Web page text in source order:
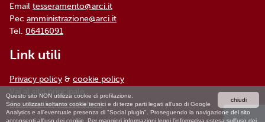
chiudi
Questo sito NON utilizza cookie di profilazione.
Sono utilizzati soltanto cookie tecnici e di terze parti legati all'uso di Google
Analytics e all'eventuale presenza di "Social plugin". Proseguendo la navigazione del sito
acconsenti all'uso dei cookie. Per maggiori informazioni leggi l'informativa estesa sull'uso dei
Email tesseramento@arci.it
Pec amministrazione@arci.it
Tel. 06416091
Link utili
Privacy policy & cookie policy
Vai al sito principale
Accesso Amministratore